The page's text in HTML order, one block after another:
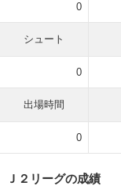
0
シュート
0
出場時間
0
Ｊ２リーグの成績